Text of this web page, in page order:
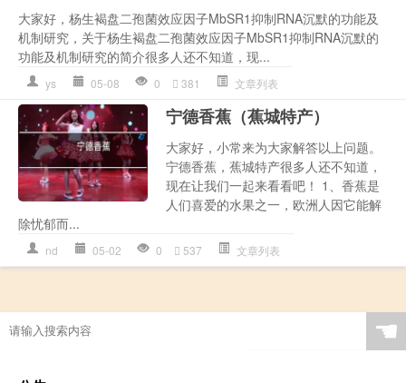
大家好，杨生褐盘二孢菌效应因子MbSR1抑制RNA沉默的功能及
机制研究，关于杨生褐盘二孢菌效应因子MbSR1抑制RNA沉默的
功能及机制研究的简介很多人还不知道，现...
ys 05-08 0 381 文章列表
宁德香蕉（蕉城特产）
大家好，小常来为大家解答以上问题。
宁德香蕉，蕉城特产很多人还不知道，
现在让我们一起来看看吧！ 1、香蕉是
人们喜爱的水果之一，欧洲人因它能解
除忧郁而...
nd 05-02 0 537 文章列表
☚